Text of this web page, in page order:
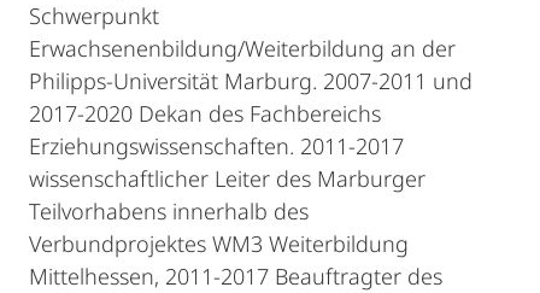
Schwerpunkt
Erwachsenenbildung/Weiterbildung an der
Philipps-Universität Marburg. 2007-2011 und
2017-2020 Dekan des Fachbereichs
Erziehungswissenschaften. 2011-2017
wissenschaftlicher Leiter des Marburger
Teilvorhabens innerhalb des
Verbundprojektes WM3 Weiterbildung
Mittelhessen, 2011-2017 Beauftragter des